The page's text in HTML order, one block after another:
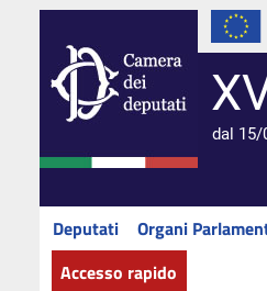
dal 15/
Deputati Organi
Accesso rapido